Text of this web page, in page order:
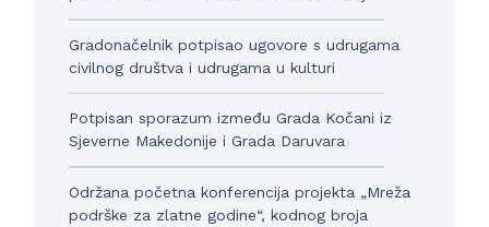
Gradonačelnik potpisao ugovore s udrugama
civilnog društva i udrugama u kulturi
Potpisan sporazum između Grada Kočani iz
Sjeverne Makedonije i Grada Daruvara
Održana početna konferencija projekta „Mreža
podrške za zlatne godine“, kodnog broja